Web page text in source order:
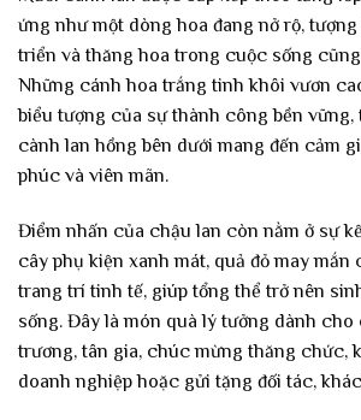
ứng như một dòng hoa đang nở rộ,
triển và thăng hoa trong cuộc sống
Những cánh hoa trắng tinh khôi vươn
biểu tượng của sự thành công bền
cành lan hồng bên dưới mang đến cảm
phúc và viên mãn.
Điểm nhấn của chậu lan còn nằm ở sự
cây phụ kiện xanh mát, quả đỏ may
trang trí tinh tế, giúp tổng thể trở nên
sống. Đây là món quà lý tưởng dành cho
trương, tân gia, chúc mừng thăng chức,
doanh nghiệp hoặc gửi tặng đối tác,